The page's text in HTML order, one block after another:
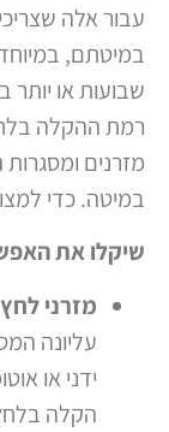
עבור אלה
במיטתם,
שבועות או יותר
רמת ההקלה
מזרנים
במיטה. כדי
שיקלו את
מזרני לחץ
עליונה
ידני או
הקלה